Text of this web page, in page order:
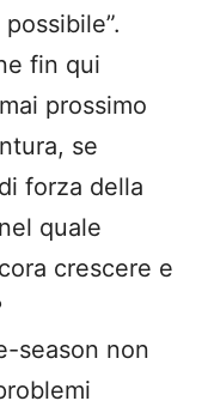
fin qui
prossimo
se
forza della
quale
crescere e
season non